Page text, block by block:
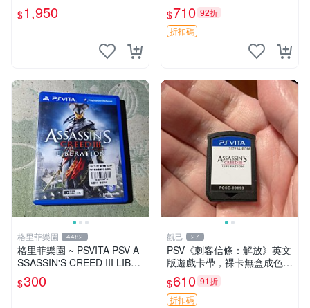
版 野球魂 棒球 Baseball Spiri
ts
$1,950
容 推薦 收藏 射擊遊戲 主機
玩家 必備 6149 擁抱戰場 游
戲卡帶
$710 92折
折扣碼
格里菲樂園 4482
格里菲樂園 ~ PSVITA PSV A
SSASSIN'S CREED III LIBE
$300
觀己 27
PSV《刺客信條：解放》英文
版遊戲卡帶，裸卡無盒成色極
佳，功能正常支援PSV主機，
經典動作冒險佳作推薦，收藏
黨必備 簽名限量 解放 PSV
$610 91折
折扣碼